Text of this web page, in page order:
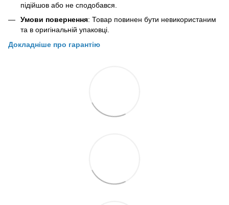
підійшов або не сподобався.
Умови повернення: Товар повинен бути невикористаним
та в оригінальній упаковці.
Докладніше про гарантію